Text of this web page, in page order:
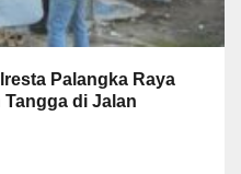
Palangka Raya
di Jalan